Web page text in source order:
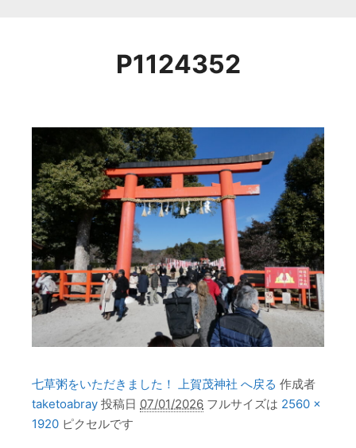
P1124352
七草粥をいただきました！ 上賀茂神社 へ戻る 作成者
taketoabray 投稿日 07/01/2026 フルサイズは 2560 ×
1920 ピクセルです